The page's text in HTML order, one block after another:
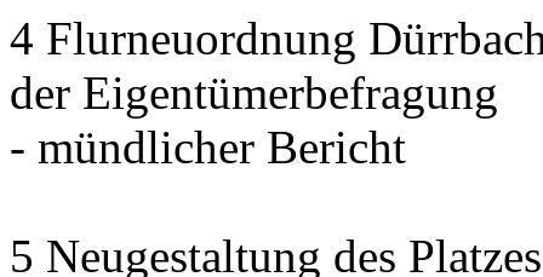
4 Flurneuordnung
der Eigentümerbefragung
- mündlicher Bericht
5 Neugestaltung des